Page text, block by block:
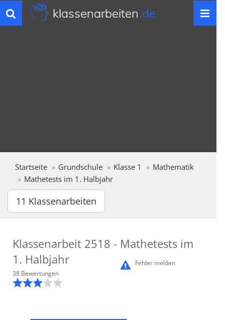
Toggle
navigation
klassenarbeiten.de
Startseite Grundschule Klasse 1
Mathematik
Mathetests im 1. Halbjahr
11 Klassenarbeiten
Klassenarbeit 2518 - Mathetests im
1. Halbjahr
Fehler melden
38 Bewertungen